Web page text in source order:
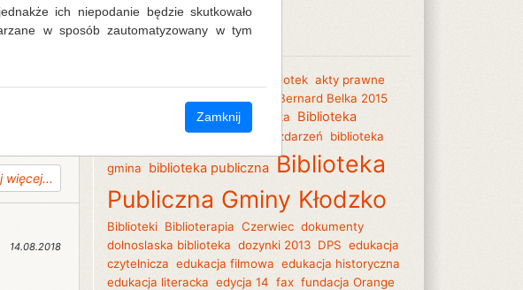
więcej...
11.09.2018
więcej...
14.08.2018
Tagi
akademia dla bibliotek akty prawne
Bernard Belka 2015
Bibiloteka Centralna biblioteka
Biblioteka
Biblioteka dobrych zdarzeń biblioteka
gmina biblioteka publiczna Biblioteka
Publiczna Gminy Kłodzko
Biblioteki Biblioterapia Czerwiec dokumenty
dolnoslaska biblioteka dozynki 2013 DPS edukacja
czytelnicza edukacja filmowa edukacja historyczna
edukacja literacka edycja 14 fax fundacja Orange
ich niepodanie będzie skutkowało
w sposób zautomatyzowany w tym
Zamknij